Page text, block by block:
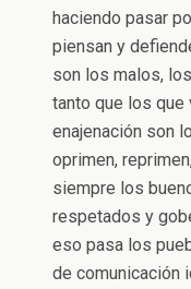
haciendo pasar
piensan y
son los malos,
tanto que los que
enajenación son
oprimen,
siempre los
respetados y
eso pasa los
de comunicación